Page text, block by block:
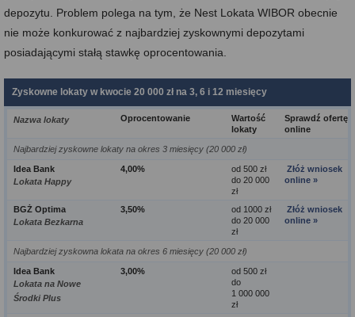
depozytu. Problem polega na tym, że Nest Lokata WIBOR obecnie
nie może konkurować z najbardziej zyskownymi depozytami
posiadającymi stałą stawkę oprocentowania.
Zyskowne lokaty w kwocie 20 000 zł na 3, 6 i 12 miesięcy
Nazwa lokaty Oprocentowanie
Wartość
lokaty
Sprawdź ofertę
online
Najbardziej zyskowne lokaty na okres 3 miesięcy (20 000 zł)
Idea Bank
Lokata Happy
4,00%
od 500 zł
do 20 000
zł
Złóż wniosek
online »
BGŻ Optima
Lokata Bezkarna
3,50%
od 1000 zł
do 20 000
zł
Złóż wniosek
online »
Najbardziej zyskowna lokata na okres 6 miesięcy (20 000 zł)
Idea Bank
Lokata na Nowe
Środki Plus
3,00%
od 500 zł
do
1 000 000
zł